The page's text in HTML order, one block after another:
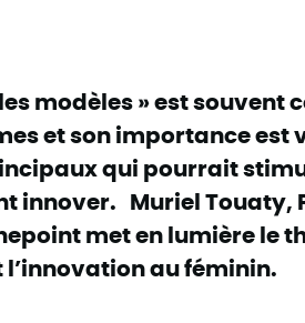
modèles » est souvent
et son importance est
qui pourrait
innover. Muriel Touaty,
met en lumière le
au féminin.